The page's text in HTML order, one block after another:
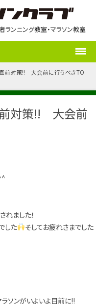
ランニング教室・マラソン教室
直前対策!! 大会前に行うべきTO
前対策!! 大会前
れました！
した
そしてお疲れさまでした
ソンがいよいよ目前に!!